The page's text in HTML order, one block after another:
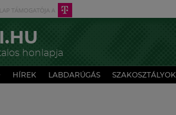
honlapja
HÍREK LABDARÚGÁS SZAKOSZTÁLYOK